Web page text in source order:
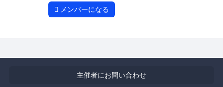
メンバーになる
主催者にお問い合わせ